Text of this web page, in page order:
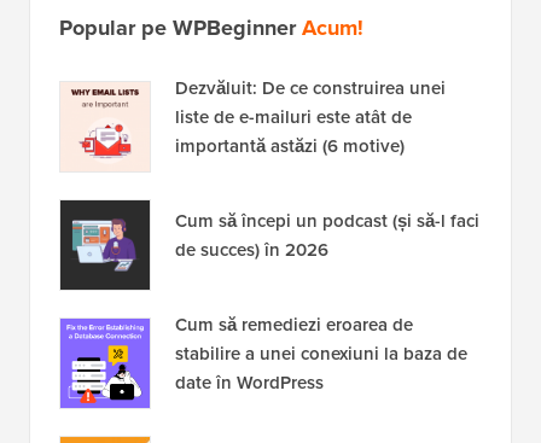
Popular pe WPBeginnerAcum!
Dezvăluit: De ce construirea unei
liste de e-mailuri este atât de
importantă astăzi (6 motive)
Cum să începi un podcast (și să-l faci
de succes) în 2026
Cum să remediezi eroarea de
stabilire a unei conexiuni la baza de
date în WordPress